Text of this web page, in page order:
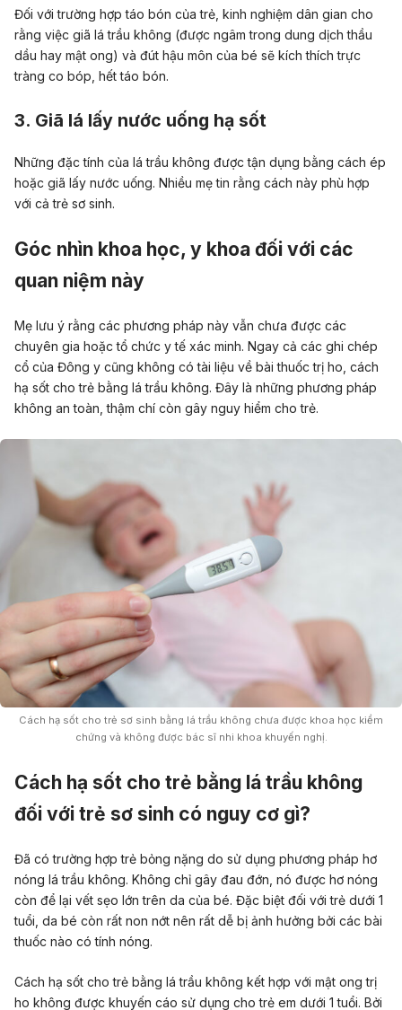
Đối với trường hợp táo bón của trẻ, kinh nghiệm dân gian cho
rằng việc giã lá trầu không (được ngâm trong dung dịch thầu
dầu hay mật ong) và đút hậu môn của bé sẽ kích thích trực
tràng co bóp, hết táo bón.
3. Giã lá lấy nước uống hạ sốt
Những đặc tính của lá trầu không được tận dụng bằng cách ép
hoặc giã lấy nước uống. Nhiều mẹ tin rằng cách này phù hợp
với cả trẻ sơ sinh.
Góc nhìn khoa học, y khoa đối với các
quan niệm này
Mẹ lưu ý rằng các phương pháp này vẫn chưa được các
chuyên gia hoặc tổ chức y tế xác minh. Ngay cả các ghi chép
cổ của Đông y cũng không có tài liệu về bài thuốc trị ho, cách
hạ sốt cho trẻ bằng lá trầu không. Đây là những phương pháp
không an toàn, thậm chí còn gây nguy hiểm cho trẻ.
Cách hạ sốt cho trẻ sơ sinh bằng lá trầu không chưa được khoa học kiểm
chứng và không được bác sĩ nhi khoa khuyến nghị.
Cách hạ sốt cho trẻ bằng lá trầu không
đối với trẻ sơ sinh có nguy cơ gì?
Đã có trường hợp trẻ bỏng nặng do sử dụng phương pháp hơ
nóng lá trầu không. Không chỉ gây đau đớn, nó được hơ nóng
còn để lại vết sẹo lớn trên da của bé. Đặc biệt đối với trẻ dưới 1
tuổi, da bé còn rất non nớt nên rất dễ bị ảnh hưởng bởi các bài
thuốc nào có tính nóng.
Cách hạ sốt cho trẻ bằng lá trầu không kết hợp với mật ong trị
ho không được khuyến cáo sử dụng cho trẻ em dưới 1 tuổi. Bởi